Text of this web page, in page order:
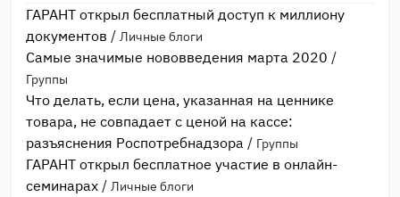
ГАРАНТ открыл бесплатный доступ к миллиону
документов / Личные блоги
Самые значимые нововведения марта 2020 /
Группы
Что делать, если цена, указанная на ценнике
товара, не совпадает с ценой на кассе:
разъяснения Роспотребнадзора / Группы
ГАРАНТ открыл бесплатное участие в онлайн-
семинарах / Личные блоги